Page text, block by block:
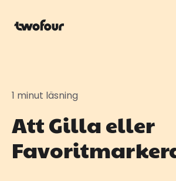
1 minut läsning
Att Gilla eller